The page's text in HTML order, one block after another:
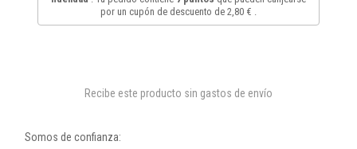
por un cupón de descuento de 2,80 €
Recibe este producto sin gastos de envío
Somos de confianza: